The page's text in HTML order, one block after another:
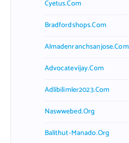
Cyetus.com
Bradfordshops.com
Almadenranchsanjose.com
Advocatevijay.com
Adlibilimler2023.com
Naswwebed.org
Balithut-Manado.org